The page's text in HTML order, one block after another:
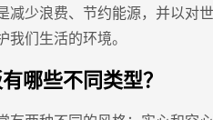
减少浪费、节约能源，并以对
我们生活的环境。
哪些不同类型？